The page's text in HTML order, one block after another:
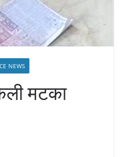
NEWS
मटका